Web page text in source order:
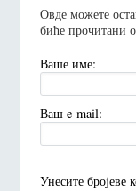
Овде можете
биће прочитани
Ваше име:
Ваш e-mail:
Унесите броjеве